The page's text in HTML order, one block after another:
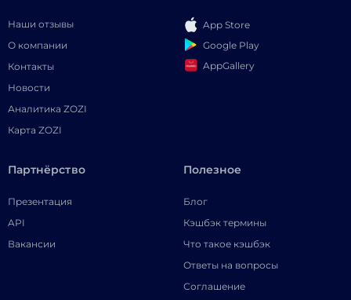
Наши отзывы
О компании
Контакты
Новости
Аналитика ZOZI
Карта ZOZI
App Store
Google Play
AppGallery
Партнёрство
Презентация
API
Вакансии
Полезное
Блог
Кэшбэк термины
Что такое кэшбэк
Ответы на вопросы
Соглашение